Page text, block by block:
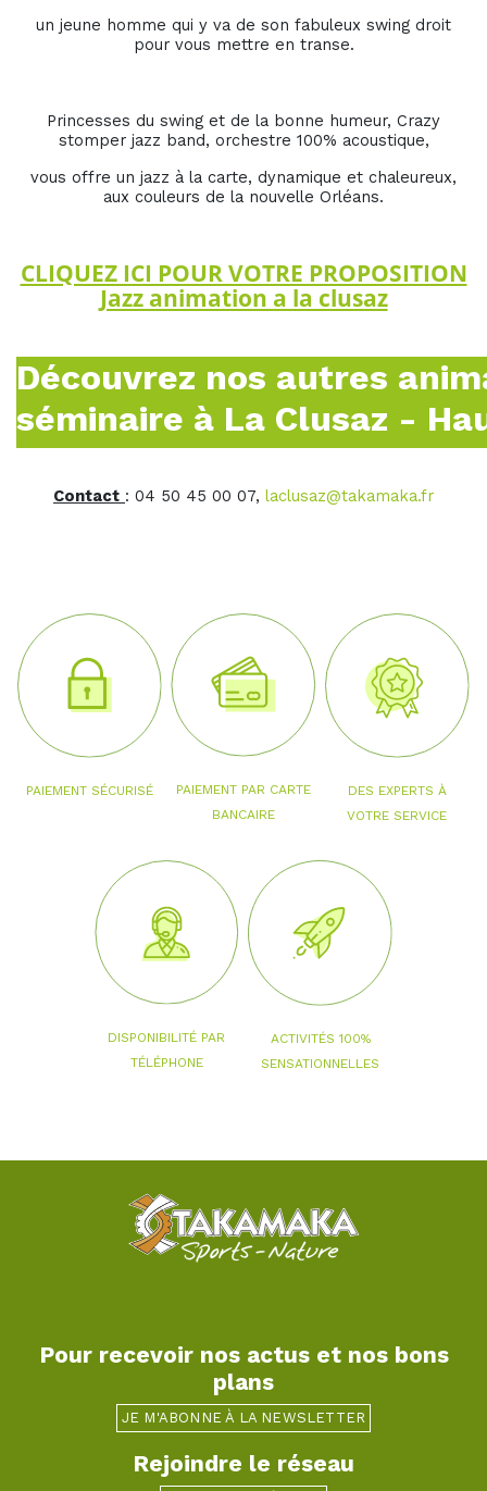
un jeune homme qui y va de son fabuleux swing droit
pour vous mettre en transe.
Princesses du swing et de la bonne humeur, Crazy
stomper jazz band, orchestre 100% acoustique,
vous offre un jazz à la carte, dynamique et chaleureux,
aux couleurs de la nouvelle Orléans.
CLIQUEZ ICI POUR VOTRE PROPOSITION
Jazz animation a la clusaz
Découvrez nos autres
séminaire à La Clusaz -
Contact : 04 50 45 00 07, laclusaz@takamaka.fr
PAIEMENT SÉCURISÉ
PAIEMENT PAR CARTE
BANCAIRE
DES EXPERTS À
VOTRE SERVICE
DISPONIBILITÉ PAR
TÉLÉPHONE
ACTIVITÉS 100%
SENSATIONNELLES
Pour recevoir nos actus et nos bons
plans
JE M'ABONNE À LA NEWSLETTER
Rejoindre le réseau